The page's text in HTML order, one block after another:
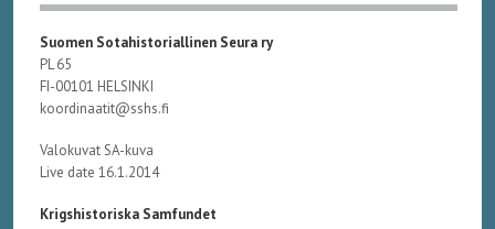
Suomen Sotahistoriallinen Seura ry
PL 65
FI-00101 HELSINKI
koordinaatit@sshs.fi
Valokuvat SA-kuva
Live date 16.1.2014
Krigshistoriska Samfundet